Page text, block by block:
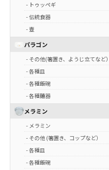
- トゥッペギ
- 伝統食器
- 壺
パラゴン
- その他(箸置き、ようじ立てなど）
- 各種皿
- 各種飯碗
- 各種麺器
メラミン
- メラミン
- その他 (箸置き、コップなど）
- 各種皿
- 各種飯碗